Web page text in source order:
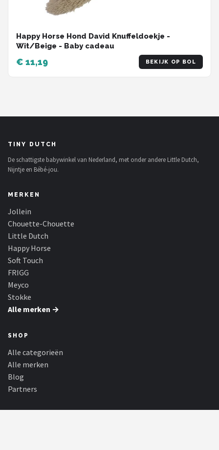
Happy Horse Hond David Knuffeldoekje -
Wit/Beige - Baby cadeau
€ 11,19 BEKIJK OP BOL
TINY DUTCH
De schattigste babywinkel van Nederland, met onder andere Little Dutch,
Nijntje en Bébé-jou.
MERKEN
Jollein
Chouette-Chouette
Little Dutch
Happy Horse
Soft Touch
FRIGG
Meyco
Stokke
Alle merken →
SHOP
Alle categorieën
Alle merken
Blog
Partners